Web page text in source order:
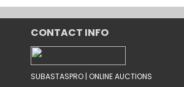
CONTACT INFO
SUBASTASPRO | ONLINE AUCTIONS